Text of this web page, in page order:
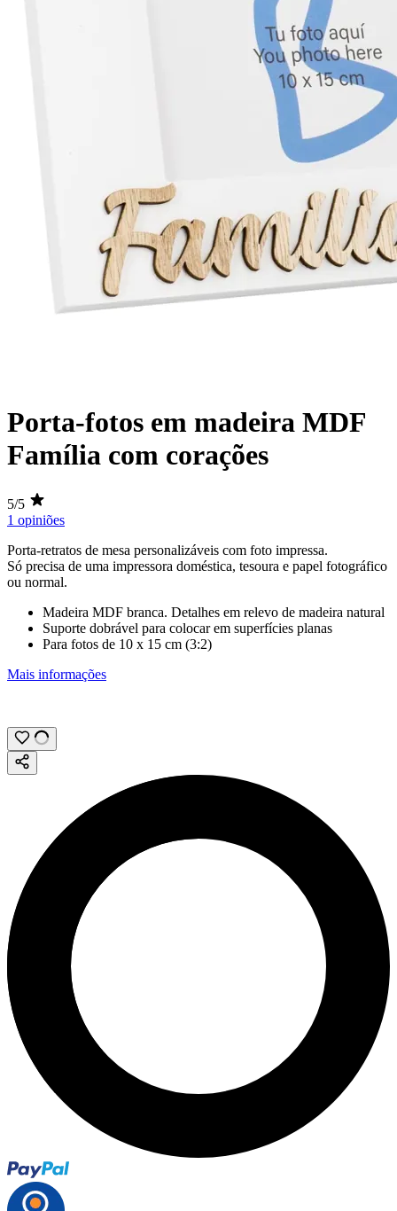
Porta-fotos em madeira MDF
Família com corações
5/5
1 opiniões
Porta-retratos de mesa personalizáveis com foto impressa.
Só precisa de uma impressora doméstica, tesoura e papel fotográfico
ou normal.
Madeira MDF branca. Detalhes em relevo de madeira natural
Suporte dobrável para colocar em superfícies planas
Para fotos de 10 x 15 cm (3:2)
Mais informações